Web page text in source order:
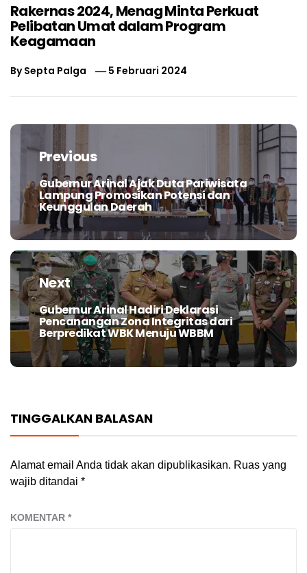
Rakernas 2024, Menag Minta Perkuat
Pelibatan Umat dalam Program
Keagamaan
BySepta Palga 5 Februari 2024
Navigasi
posPrevious
Previous
post:
Gubernur Arinal Ajak Duta Pariwisata
Lampung Promosikan Potensi dan
Keunggulan Daerah
Next
Next
post:
Gubernur Arinal Hadiri Deklarasi
Pencanangan Zona Integritas dari
Berpredikat WBK Menuju WBBM
TINGGALKAN BALASAN
Alamat email Anda tidak akan dipublikasikan. Ruas yang
wajib ditandai *
KOMENTAR *